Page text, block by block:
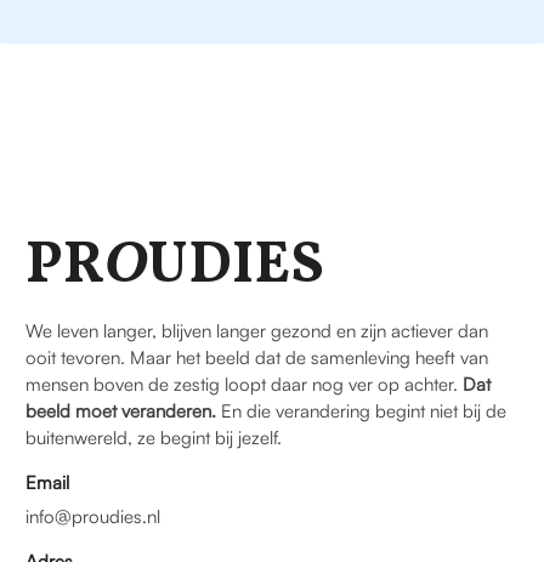
PROUDIES
We leven langer, blijven langer gezond en zijn actiever dan
ooit tevoren. Maar het beeld dat de samenleving heeft van
mensen boven de zestig loopt daar nog ver op achter. Dat
beeld moet veranderen. En die verandering begint niet bij de
buitenwereld, ze begint bij jezelf.
Email
info@proudies.nl